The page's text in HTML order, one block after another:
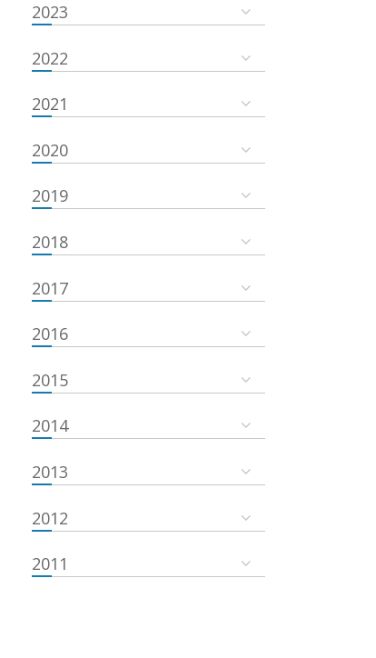
2023
2022
2021
2020
2019
2018
2017
2016
2015
2014
2013
2012
2011